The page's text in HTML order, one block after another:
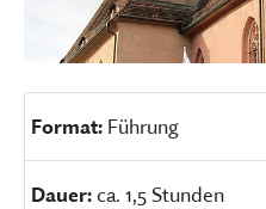
Format: Führung
Dauer:ca. 1,5 Stunden